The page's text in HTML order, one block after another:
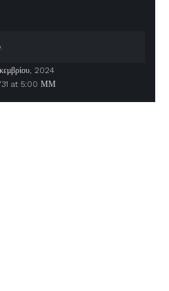
31 at 5:00 ΜΜ
2024